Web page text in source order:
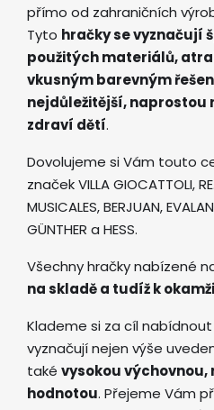
přímo od zahraničních
Tyto hračky se vyznačují
použitých materiálů,
vkusným barevným
nejdůležitější, naprostou
zdraví dětí.
Dovolujeme si Vám touto
značek VILLA GIOCATTOLI,
MUSICALES, BERJUAN,
GÜNTHER a HESS.
Všechny hračky nabízené
na skladě a tudíž k
Klademe si za cíl
vyznačují nejen výše
také vysokou
hodnotou. Přejeme Vám